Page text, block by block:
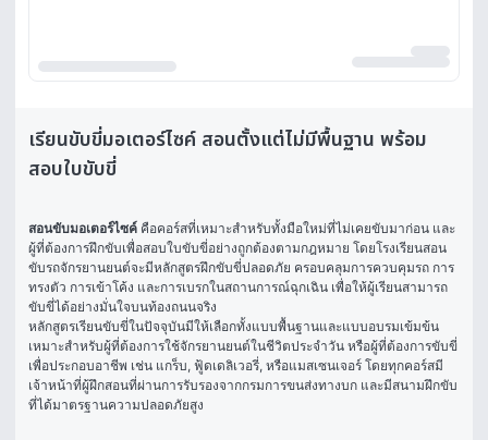
เรียนขับขี่มอเตอร์ไซค์ สอนตั้งแต่ไม่มีพื้นฐาน พร้อม
สอบใบขับขี่
สอนขับมอเตอร์ไซค์ คือคอร์สที่เหมาะสำหรับทั้งมือใหม่ที่ไม่เคยขับมาก่อน และ
ผู้ที่ต้องการฝึกขับเพื่อสอบใบขับขี่อย่างถูกต้องตามกฎหมาย โดยโรงเรียนสอน
ขับรถจักรยานยนต์จะมีหลักสูตรฝึกขับขี่ปลอดภัย ครอบคลุมการควบคุมรถ การ
ทรงตัว การเข้าโค้ง และการเบรกในสถานการณ์ฉุกเฉิน เพื่อให้ผู้เรียนสามารถ
ขับขี่ได้อย่างมั่นใจบนท้องถนนจริง
หลักสูตรเรียนขับขี่ในปัจจุบันมีให้เลือกทั้งแบบพื้นฐานและแบบอบรมเข้มข้น
เหมาะสำหรับผู้ที่ต้องการใช้จักรยานยนต์ในชีวิตประจำวัน หรือผู้ที่ต้องการขับขี่
เพื่อประกอบอาชีพ เช่น แกร็บ, ฟู้ดเดลิเวอรี่, หรือแมสเซนเจอร์ โดยทุกคอร์สมี
เจ้าหน้าที่ผู้ฝึกสอนที่ผ่านการรับรองจากกรมการขนส่งทางบก และมีสนามฝึกขับ
ที่ได้มาตรฐานความปลอดภัยสูง